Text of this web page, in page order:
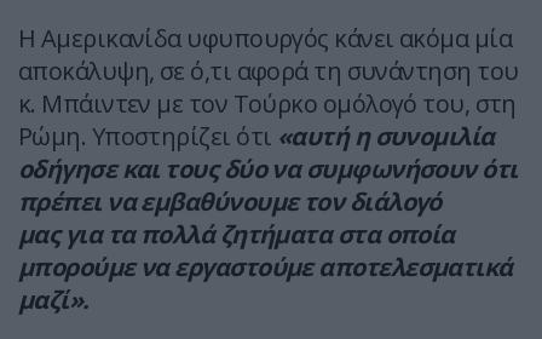
Η Αμερικανίδα υφυπουργός κάνει ακόμα μία
αποκάλυψη, σε ό,τι αφορά τη συνάντηση του
κ. Μπάιντεν με τον Τούρκο ομόλογό του, στη
Ρώμη. Υποστηρίζει ότι «αυτή η συνομιλία
οδήγησε και τους δύο να συμφωνήσουν ότι
πρέπει να εμβαθύνουμε τον διάλογό
μας για τα πολλά ζητήματα στα οποία
μπορούμε να εργαστούμε αποτελεσματικά
μαζί».